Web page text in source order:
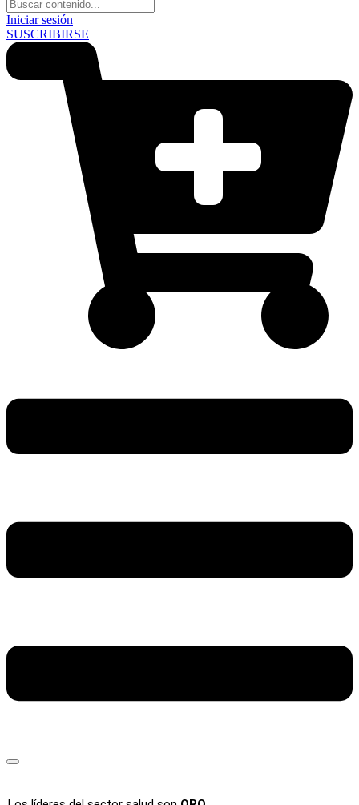
Iniciar sesión
SUSCRIBIRSE